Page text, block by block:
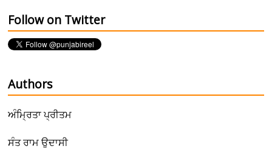
Follow on Twitter
Authors
ਅੰਮ੍ਰਿਤਾ ਪ੍ਰੀਤਮ
ਸੰਤ ਰਾਮ ਉਦਾਸੀ